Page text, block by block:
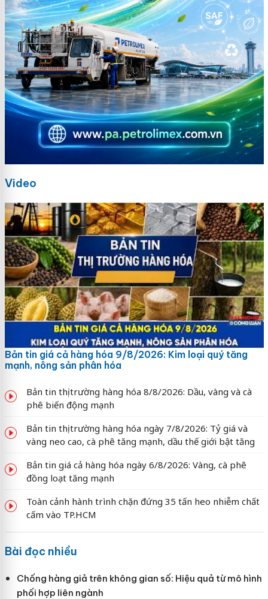
Video
Bản tin giá cả hàng hóa 9/8/2026: Kim loại quý tăng
mạnh, nông sản phân hóa
Bản tin thị trường hàng hóa 8/8/2026: Dầu, vàng và cà
phê biến động mạnh
Bản tin thị trường hàng hóa ngày 7/8/2026: Tỷ giá và
vàng neo cao, cà phê tăng mạnh, dầu thế giới bật tăng
Bản tin giá cả hàng hóa ngày 6/8/2026: Vàng, cà phê
đồng loạt tăng mạnh
Toàn cảnh hành trình chặn đứng 35 tấn heo nhiễm chất
cấm vào TP.HCM
Bài đọc nhiều
Chống hàng giả trên không gian số: Hiệu quả từ mô hình
phối hợp liên ngành